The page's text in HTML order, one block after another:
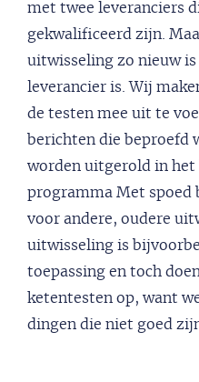
met twee leveranciers
gekwalificeerd zijn.
uitwisseling zo nieuw is
leverancier is. Wij
de testen mee uit te
berichten die beproefd
worden uitgerold in het
programma Met spoed
voor andere, oudere
uitwisseling is
toepassing en toch
ketentesten op, want
dingen die niet goed